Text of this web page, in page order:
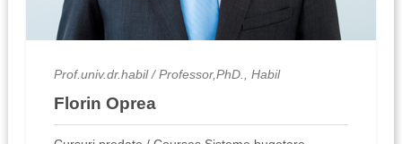
Prof.univ.dr.habil / Professor,PhD., Habil
Florin Oprea